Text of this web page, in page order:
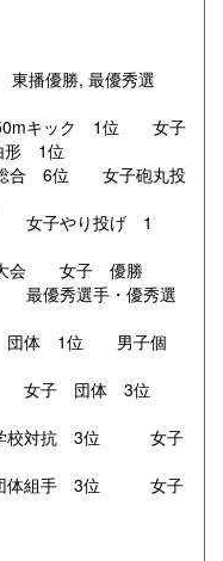
勝, 最優秀選
キック 1位 女子
形 1位
6位 女子砲丸投
げ 1
会 女子 優勝
優秀選
体 1位 男子個
3位
対抗 3位 女子
組手 3位 女子